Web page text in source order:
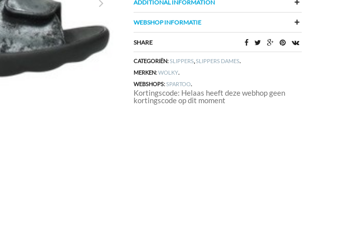
ADDITIONAL INFORMATION
WEBSHOP INFORMATIE
SHARE
CATEGORIËN:SLIPPERS,SLIPPERS DAMES.
MERKEN:WOLKY.
WEBSHOPS:SPARTOO.
Kortingscode: Helaas heeft deze webhop geen
kortingscode op dit moment